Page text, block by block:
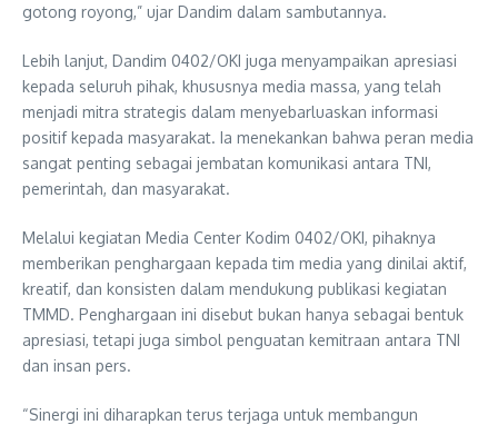
gotong royong,” ujar Dandim dalam sambutannya.
Lebih lanjut, Dandim 0402/OKI juga menyampaikan apresiasi
kepada seluruh pihak, khususnya media massa, yang telah
menjadi mitra strategis dalam menyebarluaskan informasi
positif kepada masyarakat. Ia menekankan bahwa peran media
sangat penting sebagai jembatan komunikasi antara TNI,
pemerintah, dan masyarakat.
Melalui kegiatan Media Center Kodim 0402/OKI, pihaknya
memberikan penghargaan kepada tim media yang dinilai aktif,
kreatif, dan konsisten dalam mendukung publikasi kegiatan
TMMD. Penghargaan ini disebut bukan hanya sebagai bentuk
apresiasi, tetapi juga simbol penguatan kemitraan antara TNI
dan insan pers.
“Sinergi ini diharapkan terus terjaga untuk membangun